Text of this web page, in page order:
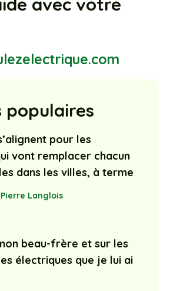
populaires
pour les
vont remplacer chacun
dans les villes, à terme
Pierre Langlois
beau-frère et sur les
électriques que je lui ai